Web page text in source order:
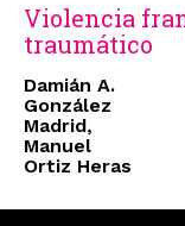
Violencia
traumático
Damián A.
González
Madrid,
Manuel
Ortiz Heras